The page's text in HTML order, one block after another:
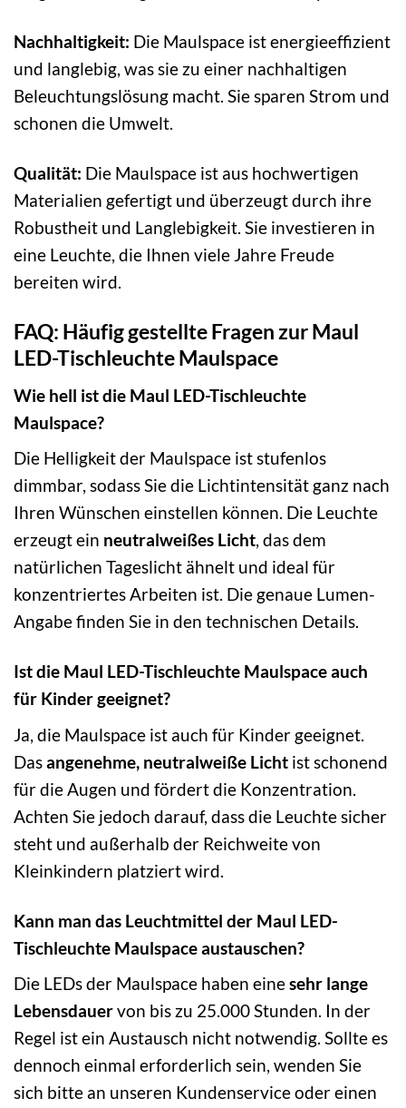
Nachhaltigkeit: Die Maulspace ist energieeffizient
und langlebig, was sie zu einer nachhaltigen
Beleuchtungslösung macht. Sie sparen Strom und
schonen die Umwelt.
Qualität: Die Maulspace ist aus hochwertigen
Materialien gefertigt und überzeugt durch ihre
Robustheit und Langlebigkeit. Sie investieren in
eine Leuchte, die Ihnen viele Jahre Freude
bereiten wird.
FAQ: Häufig gestellte Fragen zur Maul
LED-Tischleuchte Maulspace
Wie hell ist die Maul LED-Tischleuchte
Maulspace?
Die Helligkeit der Maulspace ist stufenlos
dimmbar, sodass Sie die Lichtintensität ganz nach
Ihren Wünschen einstellen können. Die Leuchte
erzeugt ein neutralweißes Licht, das dem
natürlichen Tageslicht ähnelt und ideal für
konzentriertes Arbeiten ist. Die genaue Lumen-
Angabe finden Sie in den technischen Details.
Ist die Maul LED-Tischleuchte Maulspace auch
für Kinder geeignet?
Ja, die Maulspace ist auch für Kinder geeignet.
Dasangenehme, neutralweiße Licht ist schonend
für die Augen und fördert die Konzentration.
Achten Sie jedoch darauf, dass die Leuchte sicher
steht und außerhalb der Reichweite von
Kleinkindern platziert wird.
Kann man das Leuchtmittel der Maul LED-
Tischleuchte Maulspace austauschen?
Die LEDs der Maulspace haben einesehr lange
Lebensdauervon bis zu 25.000 Stunden. In der
Regel ist ein Austausch nicht notwendig. Sollte es
dennoch einmal erforderlich sein, wenden Sie
sich bitte an unseren Kundenservice oder einen